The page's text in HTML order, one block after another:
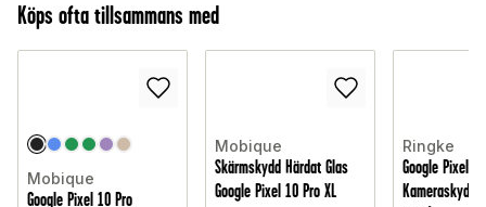
Köps ofta tillsammans med
Mobique
Google Pixel 10 Pro
Mobique
Skärmskydd Härdat Glas
Google Pixel 10 Pro XL
Ringke
Google Pixel
Kameraskydd